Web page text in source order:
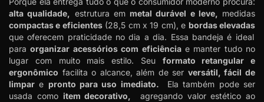
alta qualidade, estrutura em metal durável e leve, medidas
compactas e eficientes(28,5 cm x 19 cm), e bordas elevadas
que oferecem praticidade no dia a dia. Essa bandeja é ideal
paraorganizar acessórios com eficiênciae manter tudo no
lugar com muito mais estilo. Seu formato retangular e
ergonômico facilita o alcance, além de ser versátil,fácil de
limpar e pronto para uso imediato. Ela também pode ser
usada como item decorativo, agregando valor estético ao